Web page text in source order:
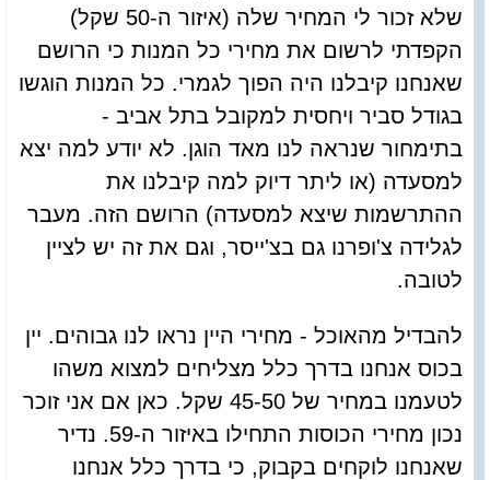
שלא זכור לי המחיר שלה (איזור ה-50 שקל)
הקפדתי לרשום את מחירי כל המנות כי הרושם
שאנחנו קיבלנו היה הפוך לגמרי. כל המנות הוגשו
בגודל סביר ויחסית למקובל בתל אביב -
בתימחור שנראה לנו מאד הוגן. לא יודע למה יצא
למסעדה (או ליתר דיוק למה קיבלנו את
ההתרשמות שיצא למסעדה) הרושם הזה. מעבר
לגלידה צ'ופרנו גם בצ'ייסר, וגם את זה יש לציין
לטובה.
להבדיל מהאוכל - מחירי היין נראו לנו גבוהים. יין
בכוס אנחנו בדרך כלל מצליחים למצוא משהו
לטעמנו במחיר של 45-50 שקל. כאן אם אני זוכר
נכון מחירי הכוסות התחילו באיזור ה-59. נדיר
שאנחנו לוקחים בקבוק, כי בדרך כלל אנחנו